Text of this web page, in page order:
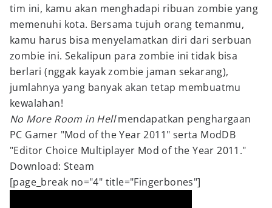
tim ini, kamu akan menghadapi ribuan zombie yang
memenuhi kota. Bersama tujuh orang temanmu,
kamu harus bisa menyelamatkan diri dari serbuan
zombie ini. Sekalipun para zombie ini tidak bisa
berlari (nggak kayak zombie jaman sekarang),
jumlahnya yang banyak akan tetap membuatmu
kewalahan!
No More Room in Hellmendapatkan penghargaan
PC Gamer "Mod of the Year 2011" serta ModDB
"Editor Choice Multiplayer Mod of the Year 2011."
Download: Steam
[page_break no="4" title="Fingerbones"]